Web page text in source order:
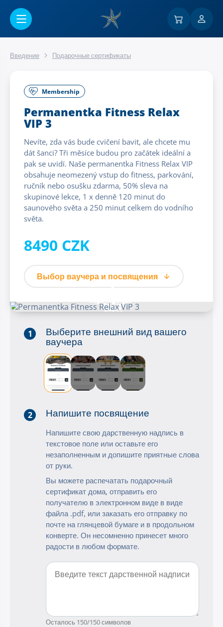
Введение Подарочные сертификаты
Membership
Permanentka Fitness Relax
VIP 3
Nevíte, zda vás bude cvičení bavit, ale chcete mu
dát šanci? Tři měsíce budou pro začátek ideální a
pak se uvidí. Naše permanentka Fitness Relax VIP
obsahuje neomezený vstup do fitness, parkování,
ručník nebo osušku zdarma, 50% sleva na
skupinové lekce, 1 x denně 120 minut do
saunového světa a 250 minut celkem do vodního
světa.
8490 CZK
Выбор ваучера и посвящения
1 Выберите внешний вид вашего
ваучера
2 Напишите посвящение
Напишите свою дарственную надпись в
текстовое поле или оставьте его
незаполненным и допишите приятные слова
от руки.
Вы можете распечатать подарочный
сертификат дома, отправить его
получателю в электронном виде в виде
файла .pdf, или заказать его отправку по
почте на глянцевой бумаге и в продольном
конверте. Он несомненно принесет много
радости в любом формате.
Осталось 150/150 символов